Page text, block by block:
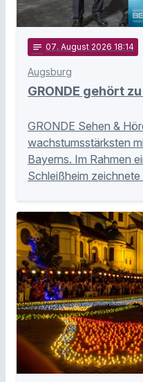
notes 07. August 2026 18:14
Augsburg
GRONDE gehört
GRONDE Sehen &
wachstumsstärksten
Bayerns. Im Rahmen
Schleißheim